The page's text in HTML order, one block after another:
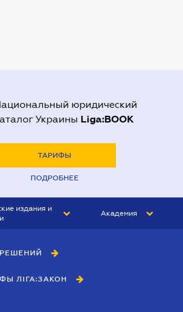
юридический
Украины Liga:BOOK
ТАРИФЫ
ПОДРОБНЕЕ
издания и
МСФО
Академия
ЛІГА:ЗАКОН